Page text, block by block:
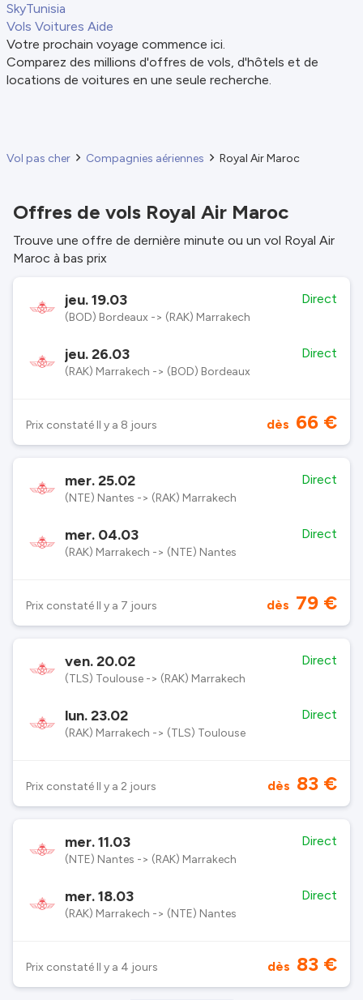
SkyTunisia
Vols Voitures Aide
Votre prochain voyage commence ici.
Comparez des millions d'offres de vols, d'hôtels et de
locations de voitures en une seule recherche.
Vol pas cher Compagnies aériennes Royal Air Maroc
Offres de vols Royal Air Maroc
Trouve une offre de dernière minute ou un vol Royal Air
Maroc à bas prix
jeu. 19.03
(BOD) Bordeaux -> (RAK) Marrakech
Direct
jeu. 26.03
(RAK) Marrakech -> (BOD) Bordeaux
Direct
Prix constaté Il y a 8 jours dès 66 €
mer. 25.02
(NTE) Nantes -> (RAK) Marrakech
Direct
mer. 04.03
(RAK) Marrakech -> (NTE) Nantes
Direct
Prix constaté Il y a 7 jours dès 79 €
ven. 20.02
(TLS) Toulouse -> (RAK) Marrakech
Direct
lun. 23.02
(RAK) Marrakech -> (TLS) Toulouse
Direct
Prix constaté Il y a 2 jours dès 83 €
mer. 11.03
(NTE) Nantes -> (RAK) Marrakech
Direct
mer. 18.03
(RAK) Marrakech -> (NTE) Nantes
Direct
Prix constaté Il y a 4 jours dès 83 €